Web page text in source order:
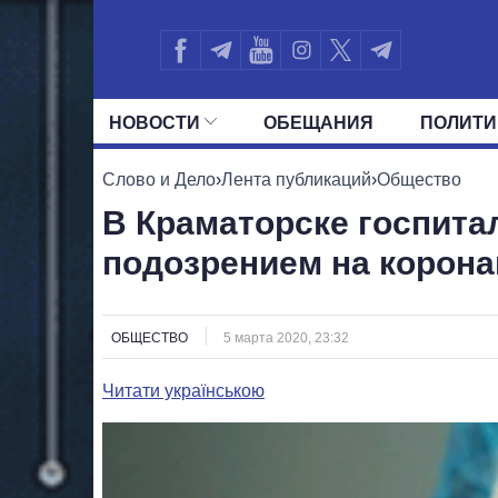
НОВОСТИ ОБЕЩАНИЯ
ВСЕ ПОЛИТИКИ ПРЕЗИДЕНТ И
Слово и Дело›Лента публикаций›Общество
В Краматорске
подозрением на
ОБЩЕСТВО 5 марта 2020, 23:32
Читати українською